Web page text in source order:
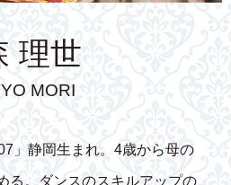
理世
MORI
」静岡生まれ。4歳から母の
る。ダンスのスキルアップの